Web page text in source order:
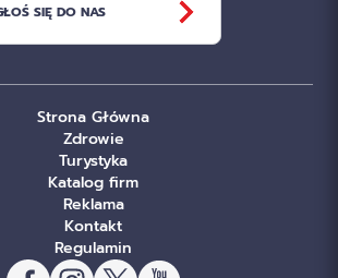
SIĘ DO NAS
Strona Główna
Zdrowie
Turystyka
Katalog firm
Reklama
Kontakt
Regulamin